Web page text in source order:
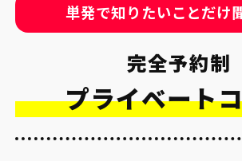
単発で知りたいことだけ
完全予約制
プライベート